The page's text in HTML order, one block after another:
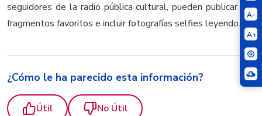
A-
A+
seguidores de la radio pública cultural, pueden publicar sus
fragmentos favoritos e incluir fotografías selfies leyendo.
¿Cómo le ha parecido esta información?
Útil No Útil